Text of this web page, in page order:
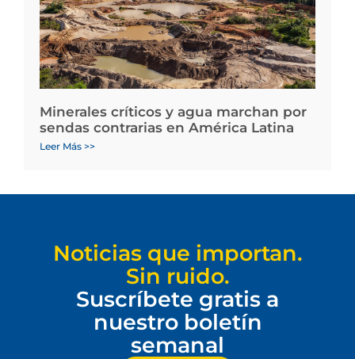
Minerales críticos y agua marchan por
sendas contrarias en América Latina
Leer Más >>
Noticias que importan.
Sin ruido.
Suscríbete gratis a
nuestro boletín
semanal